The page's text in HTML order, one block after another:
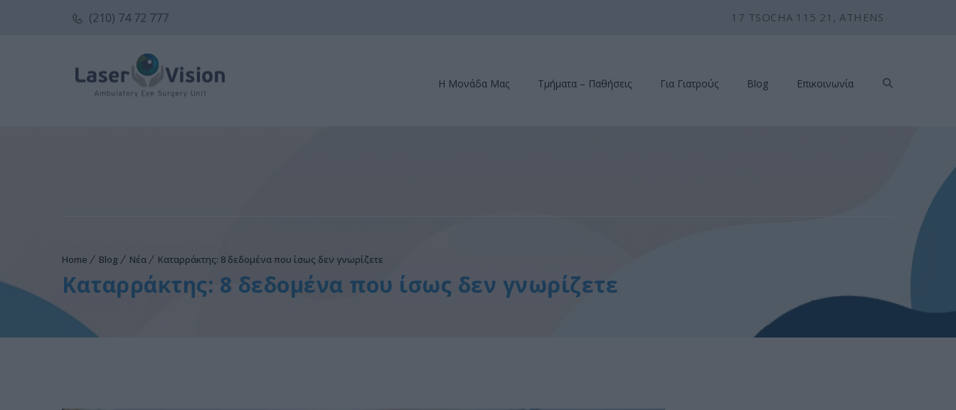
(210) 74 72 777 17 TSOCHA 115 21, ATHENS
Η Μονάδα Μας Τμήματα – Παθήσεις Για Γιατρούς Blog Επικοινωνία
Home Blog Νέα Καταρράκτης: 8 δεδομένα που ίσως δεν γνωρίζετε
Καταρράκτης: 8 δεδομένα που ίσως δεν γνωρίζετε